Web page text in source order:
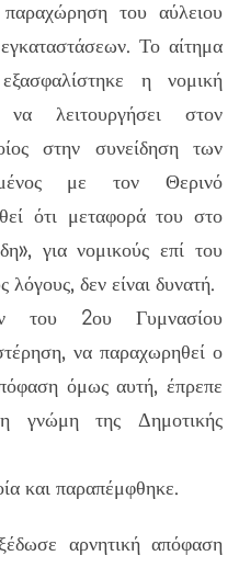
του αύλειου
Το αίτημα
η νομική
λειτουργήσει στον
στην συνείδηση των
με τον Θερινό
ότι μεταφορά του στο
για νομικούς επί του
λόγους, δεν είναι δυνατή.
του 2ου Γυμνασίου
να παραχωρηθεί ο
όμως αυτή, έπρεπε
γνώμη της Δημοτικής
και παραπέμφθηκε.
αρνητική απόφαση